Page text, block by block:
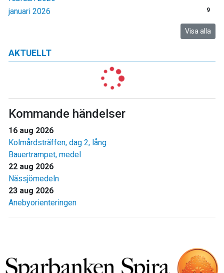
januari 2026 9
Visa alla
AKTUELLT
Kommande händelser
16 aug 2026
Kolmårdsträffen, dag 2, lång
Bauertrampet, medel
22 aug 2026
Nässjömedeln
23 aug 2026
Anebyorienteringen